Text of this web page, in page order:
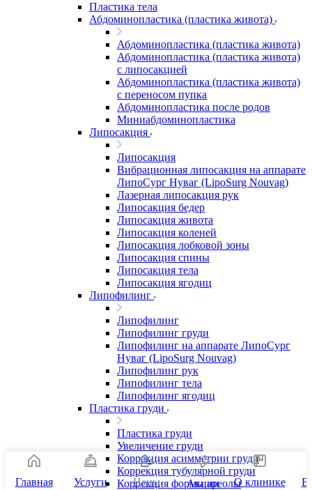
Пластика тела
Абдоминопластика (пластика живота)
Абдоминопластика (пластика живота)
Абдоминопластика (пластика живота)
с липосакцией
Абдоминопластика (пластика живота)
с переносом пупка
Абдоминопластика после родов
Миниабдоминопластика
Липосакция
Липосакция
Вибрационная липосакция на аппарате
ЛипоСург Нуваг (LipoSurg Nouvag)
Лазерная липосакция рук
Липосакция бедер
Липосакция живота
Липосакция коленей
Липосакция лобковой зоны
Липосакция спины
Липосакция тела
Липосакция ягодиц
Липофилинг
Липофилинг
Липофилинг груди
Липофилинг на аппарате ЛипоСург
Нуваг (LipoSurg Nouvag)
Липофилинг рук
Липофилинг тела
Липофилинг ягодиц
Пластика груди
Пластика груди
Увеличение груди
Коррекция асимметрии груди
Коррекция тубулярной груди
Коррекция формы ареолы
Главная Услуги Цены Акции О клинике